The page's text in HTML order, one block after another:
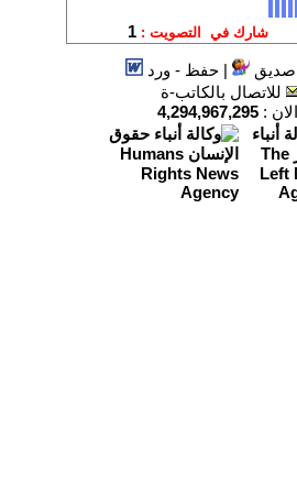
صديق |حفظ - ورد
للاتصال بالكاتب-ة
:
4,294,967,295